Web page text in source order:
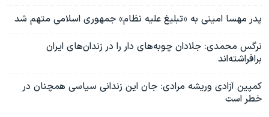
پدر مهسا امینی به «تبلیغ علیه نظام» جمهوری اسلامی متهم شد
نرگس محمدی: جلادان چوبه‌های دار را در زندان‌های ایران
برافراشته‌اند
کمپین آزادی وریشه مرادی: جان این زندانی سیاسی همچنان در
خطر است